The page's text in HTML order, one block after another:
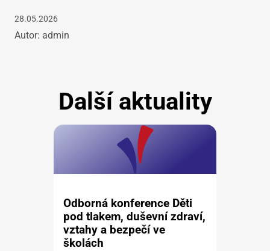
28.05.2026
Autor: admin
Další aktuality
Odborná konference Děti
pod tlakem, duševní zdraví,
vztahy a bezpečí ve
školách